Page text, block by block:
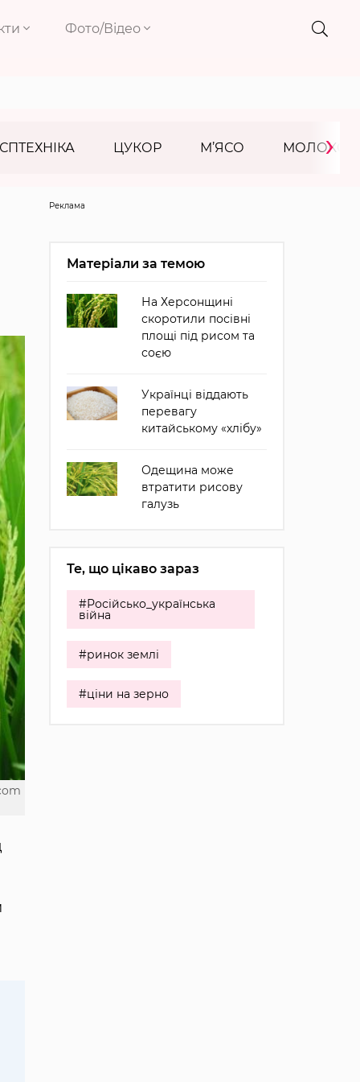
Фото/Відео
ЦУКОР М’ЯСО МОЛОКО
›
Реклама
Матеріали за темою
На Херсонщині
скоротили посівні
площі під рисом та
соєю
Українці віддають
перевагу
китайському «хлібу»
Одещина може
втратити рисову
галузь
Те, що цікаво зараз
#Російсько_українська
війна
#ринок землі
#ціни на зерно